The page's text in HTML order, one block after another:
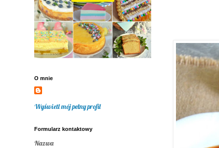
O mnie
Wyświetl mój pełny profil
Formularz kontaktowy
Nazwa